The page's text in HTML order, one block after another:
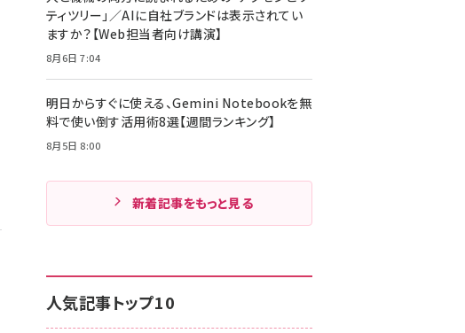
ティツリー」／AIに自社ブランドは表示されてい
ますか？【Web担当者向け講演】
8月6日 7:04
明日からすぐに使える、Gemini Notebookを無
料で使い倒す活用術8選【週間ランキング】
8月5日 8:00
新着記事をもっと見る
人気記事トップ10